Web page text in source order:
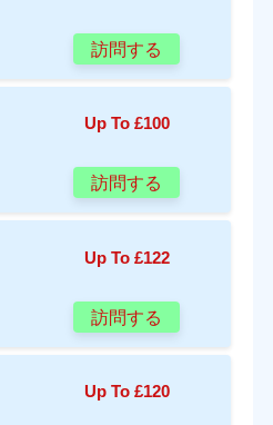
訪問する
Up To £100
訪問する
Up To £122
訪問する
Up To £120